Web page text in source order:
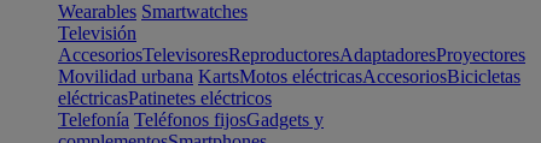
Wearables Smartwatches
Televisión
AccesoriosTelevisoresReproductoresAdaptadoresProyectores
Movilidad urbana KartsMotos eléctricasAccesoriosBicicletas
eléctricasPatinetes eléctricos
Telefonía Teléfonos fijosGadgets y